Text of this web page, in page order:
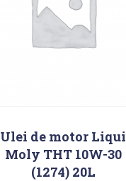
Ulei de motor Liqui
Moly THT 10W-30
(1274) 20L